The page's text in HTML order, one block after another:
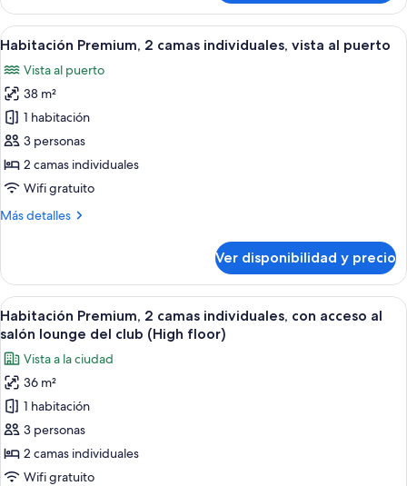
al
salón
del
club
(High
floor)
Premium,
cama
size,
con
acceso
al
salón
lounge
del
club
floor)
Ver
todas
las
fotos
de
Habitación
Premium,
2
individuales,
puerto
Habitación de hotel con dos camas,
4
Habitación Premium, 2 camas individuales, vista al puerto
Vista al puerto
38 m²
1 habitación
3 personas
2 camas individuales
Wifi gratuito
Más detalles
Más
Premium,
camas
individuales,
al
puerto
Ver disponibilidad y precio
Ver
todas
las
fotos
de
Habitación
Premium,
2
camas
Habitación de hotel con dos camas,
5
Habitación Premium, 2 camas individuales, con acceso al
salón lounge del club (High floor)
Vista a la ciudad
36 m²
1 habitación
3 personas
2 camas individuales
Wifi gratuito